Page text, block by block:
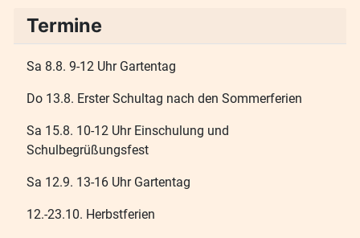
Termine
Sa 8.8. 9-12 Uhr Gartentag
Do 13.8. Erster Schultag nach den Sommerferien
Sa 15.8. 10-12 Uhr Einschulung und
Schulbegrüßungsfest
Sa 12.9. 13-16 Uhr Gartentag
12.-23.10. Herbstferien